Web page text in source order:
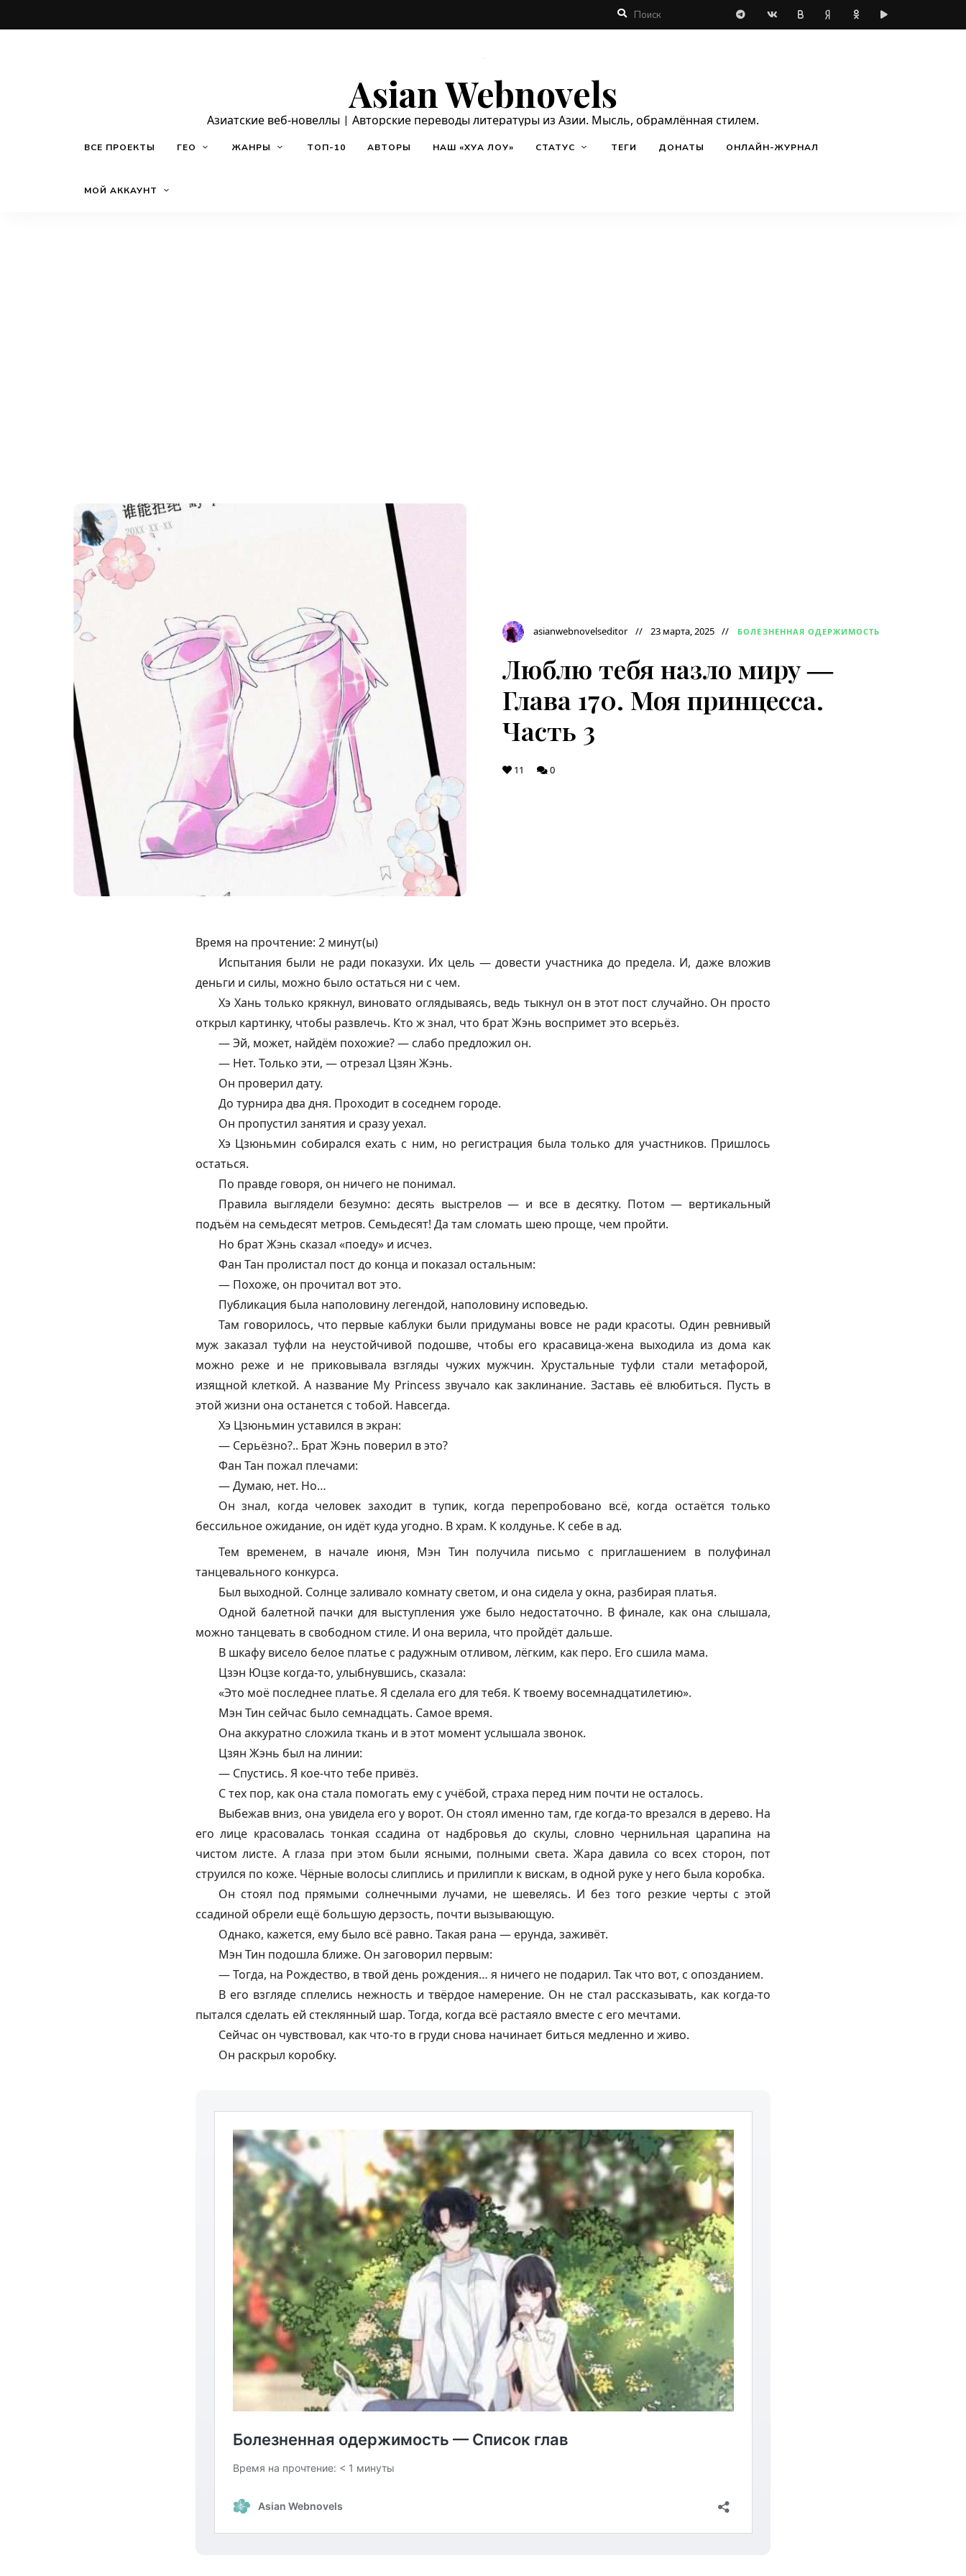
Asian Webnovels
Азиатские веб-новеллы | Авторские переводы литературы из Азии. Мысль, обрамлённая стилем.
ВСЕ ПРОЕКТЫ ГЕО ЖАНРЫ ТОП-10 АВТОРЫ НАШ «ХУА ЛОУ» СТАТУС ТЕГИ ДОНАТЫ ОНЛАЙН-ЖУРНАЛ
МОЙ АККАУНТ
asianwebnovelseditor 23 марта, 2025 БОЛЕЗНЕННАЯ ОДЕРЖИМОСТЬ
Люблю тебя назло миру ―
Глава 170. Моя принцесса.
Часть 3
11 0
Время на прочтение: 2 минут(ы)
Испытания были не ради показухи. Их цель — довести участника до предела. И, даже вложив
деньги и силы, можно было остаться ни с чем.
Хэ Хань только крякнул, виновато оглядываясь, ведь тыкнул он в этот пост случайно. Он просто
открыл картинку, чтобы развлечь. Кто ж знал, что брат Жэнь воспримет это всерьёз.
— Эй, может, найдём похожие? — слабо предложил он.
— Нет. Только эти, — отрезал Цзян Жэнь.
Он проверил дату.
До турнира два дня. Проходит в соседнем городе.
Он пропустил занятия и сразу уехал.
Хэ Цзюньмин собирался ехать с ним, но регистрация была только для участников. Пришлось
остаться.
По правде говоря, он ничего не понимал.
Правила выглядели безумно: десять выстрелов — и все в десятку. Потом — вертикальный
подъём на семьдесят метров. Семьдесят! Да там сломать шею проще, чем пройти.
Но брат Жэнь сказал «поеду» и исчез.
Фан Тан пролистал пост до конца и показал остальным:
— Похоже, он прочитал вот это.
Публикация была наполовину легендой, наполовину исповедью.
Там говорилось, что первые каблуки были придуманы вовсе не ради красоты. Один ревнивый
муж заказал туфли на неустойчивой подошве, чтобы его красавица-жена выходила из дома как
можно реже и не приковывала взгляды чужих мужчин. Хрустальные туфли стали метафорой,
изящной клеткой. А название My Princess звучало как заклинание. Заставь её влюбиться. Пусть в
этой жизни она останется с тобой. Навсегда.
Хэ Цзюньмин уставился в экран:
— Серьёзно?.. Брат Жэнь поверил в это?
Фан Тан пожал плечами:
— Думаю, нет. Но…
Он знал, когда человек заходит в тупик, когда перепробовано всё, когда остаётся только
бессильное ожидание, он идёт куда угодно. В храм. К колдунье. К себе в ад.
Тем временем, в начале июня, Мэн Тин получила письмо с приглашением в полуфинал
танцевального конкурса.
Был выходной. Солнце заливало комнату светом, и она сидела у окна, разбирая платья.
Одной балетной пачки для выступления уже было недостаточно. В финале, как она слышала,
можно танцевать в свободном стиле. И она верила, что пройдёт дальше.
В шкафу висело белое платье с радужным отливом, лёгким, как перо. Его сшила мама.
Цзэн Юцзе когда-то, улыбнувшись, сказала:
«Это моё последнее платье. Я сделала его для тебя. К твоему восемнадцатилетию».
Мэн Тин сейчас было семнадцать. Самое время.
Она аккуратно сложила ткань и в этот момент услышала звонок.
Цзян Жэнь был на линии:
— Спустись. Я кое-что тебе привёз.
С тех пор, как она стала помогать ему с учёбой, страха перед ним почти не осталось.
Выбежав вниз, она увидела его у ворот. Он стоял именно там, где когда-то врезался в дерево. На
его лице красовалась тонкая ссадина от надбровья до скулы, словно чернильная царапина на
чистом листе. А глаза при этом были ясными, полными света. Жара давила со всех сторон, пот
струился по коже. Чёрные волосы слиплись и прилипли к вискам, в одной руке у него была коробка.
Он стоял под прямыми солнечными лучами, не шевелясь. И без того резкие черты с этой
ссадиной обрели ещё большую дерзость, почти вызывающую.
Однако, кажется, ему было всё равно. Такая рана — ерунда, заживёт.
Мэн Тин подошла ближе. Он заговорил первым:
— Тогда, на Рождество, в твой день рождения… я ничего не подарил. Так что вот, с опозданием.
В его взгляде сплелись нежность и твёрдое намерение. Он не стал рассказывать, как когда-то
пытался сделать ей стеклянный шар. Тогда, когда всё растаяло вместе с его мечтами.
Сейчас он чувствовал, как что-то в груди снова начинает биться медленно и живо.
Он раскрыл коробку.